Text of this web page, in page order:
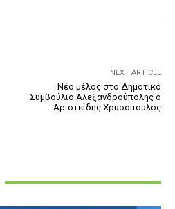
NEXT ARTICLE
Νέο μέλος στο Δημοτικό
Συμβούλιο Αλεξανδρούπολης ο
Αριστείδης Χρυσοπουλος